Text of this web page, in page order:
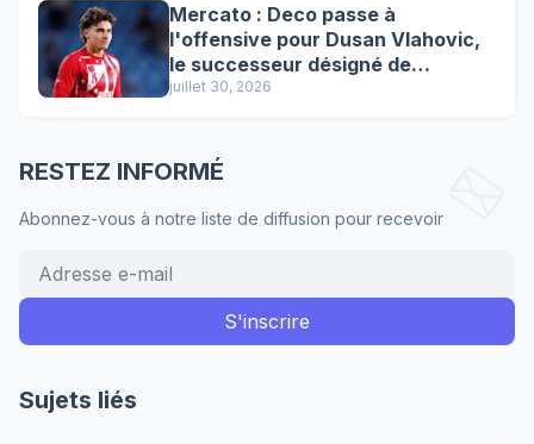
Mercato : Deco passe à
l'offensive pour Dusan Vlahovic,
le successeur désigné de
Lewandowski !
juillet 30, 2026
RESTEZ INFORMÉ
Abonnez-vous à notre liste de diffusion pour recevoir
Sujets liés